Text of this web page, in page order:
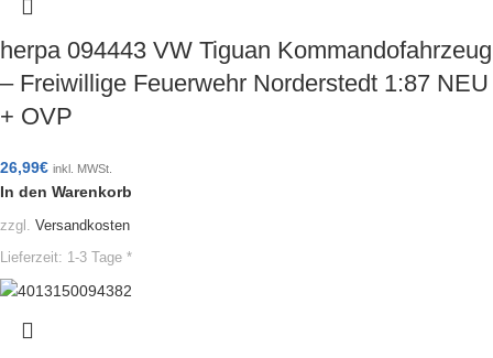
herpa 094443 VW Tiguan Kommandofahrzeug
– Freiwillige Feuerwehr Norderstedt 1:87 NEU
+ OVP
26,99€ inkl. MWSt.
In den Warenkorb
zzgl. Versandkosten
Lieferzeit: 1-3 Tage *